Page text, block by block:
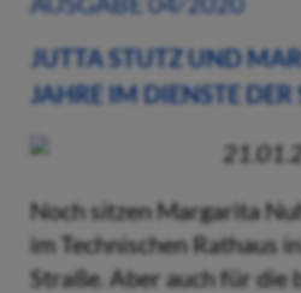
JUTTA STUTZ UND
JAHRE IM DIENSTE DER
Noch sitzen Margarita
im Technischen Rathaus
Straße. Aber auch für die